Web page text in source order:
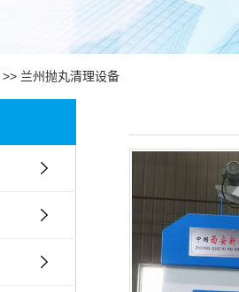
>> 兰州抛丸清理设备